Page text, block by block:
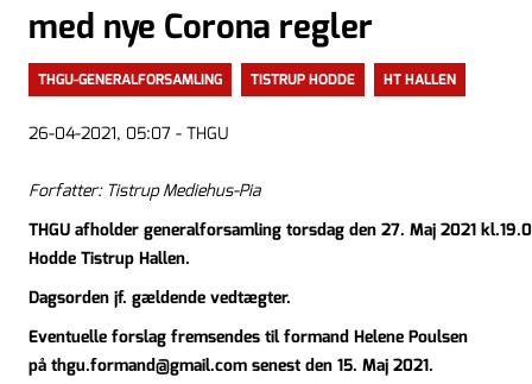
med nye Corona regler
THGU-GENERALFORSAMLING TISTRUP HODDE HT HALLEN
26-04-2021, 05:07 - THGU
Forfatter: Tistrup Mediehus-Pia
THGU afholder generalforsamling torsdag den 27. Maj 2021
Hodde Tistrup Hallen.
Dagsorden jf. gældende vedtægter.
Eventuelle forslag fremsendes til formand Helene Poulsen
på thgu.formand@gmail.com senest den 15. Maj 2021.